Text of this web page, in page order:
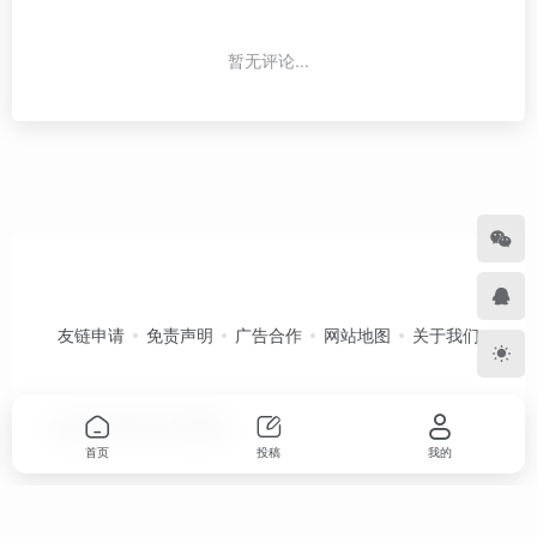
暂无评论...
友链申请 免责声明 广告合作 网站地图 关于我们
Copyright © 2026
首页 投稿 我的